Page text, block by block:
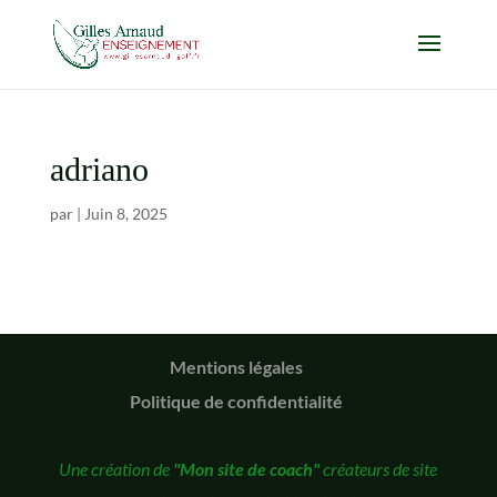
adriano
par | Juin 8, 2025
Mentions légales
Politique de confidentialité
Une création de "Mon site de coach"créateurs de site